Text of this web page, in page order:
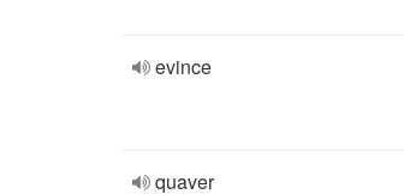
evince
quaver